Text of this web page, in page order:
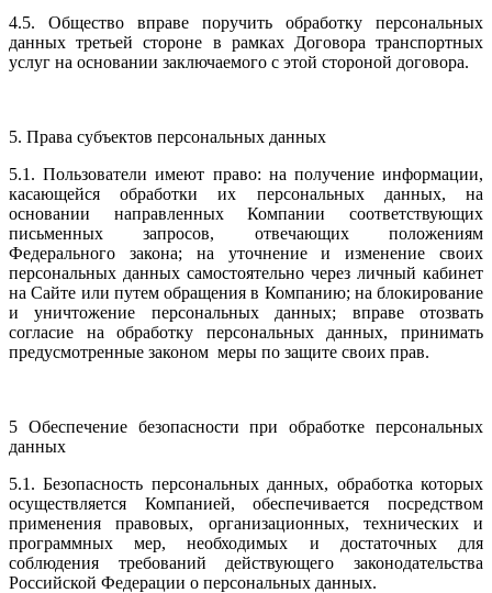
4.5. Общество вправе поручить обработку персональных
данных третьей стороне в рамках Договора транспортных
услуг на основании заключаемого с этой стороной договора.
5. Права субъектов персональных данных
5.1. Пользователи имеют право: на получение информации,
касающейся обработки их персональных данных, на
основании направленных Компании соответствующих
письменных запросов, отвечающих положениям
Федерального закона; на уточнение и изменение своих
персональных данных самостоятельно через личный кабинет
на Сайте или путем обращения в Компанию; на блокирование
и уничтожение персональных данных; вправе отозвать
согласие на обработку персональных данных, принимать
предусмотренные законом меры по защите своих прав.
5 Обеспечение безопасности при обработке персональных
данных
5.1. Безопасность персональных данных, обработка которых
осуществляется Компанией, обеспечивается посредством
применения правовых, организационных, технических и
программных мер, необходимых и достаточных для
соблюдения требований действующего законодательства
Российской Федерации о персональных данных.